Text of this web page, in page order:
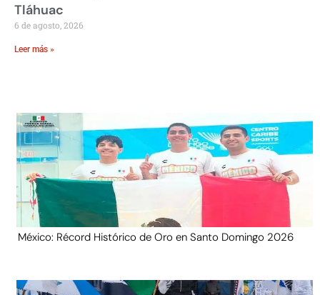
Tláhuac
6 de agosto, 2026
Leer más »
México: Récord Histórico de Oro en Santo Domingo 2026